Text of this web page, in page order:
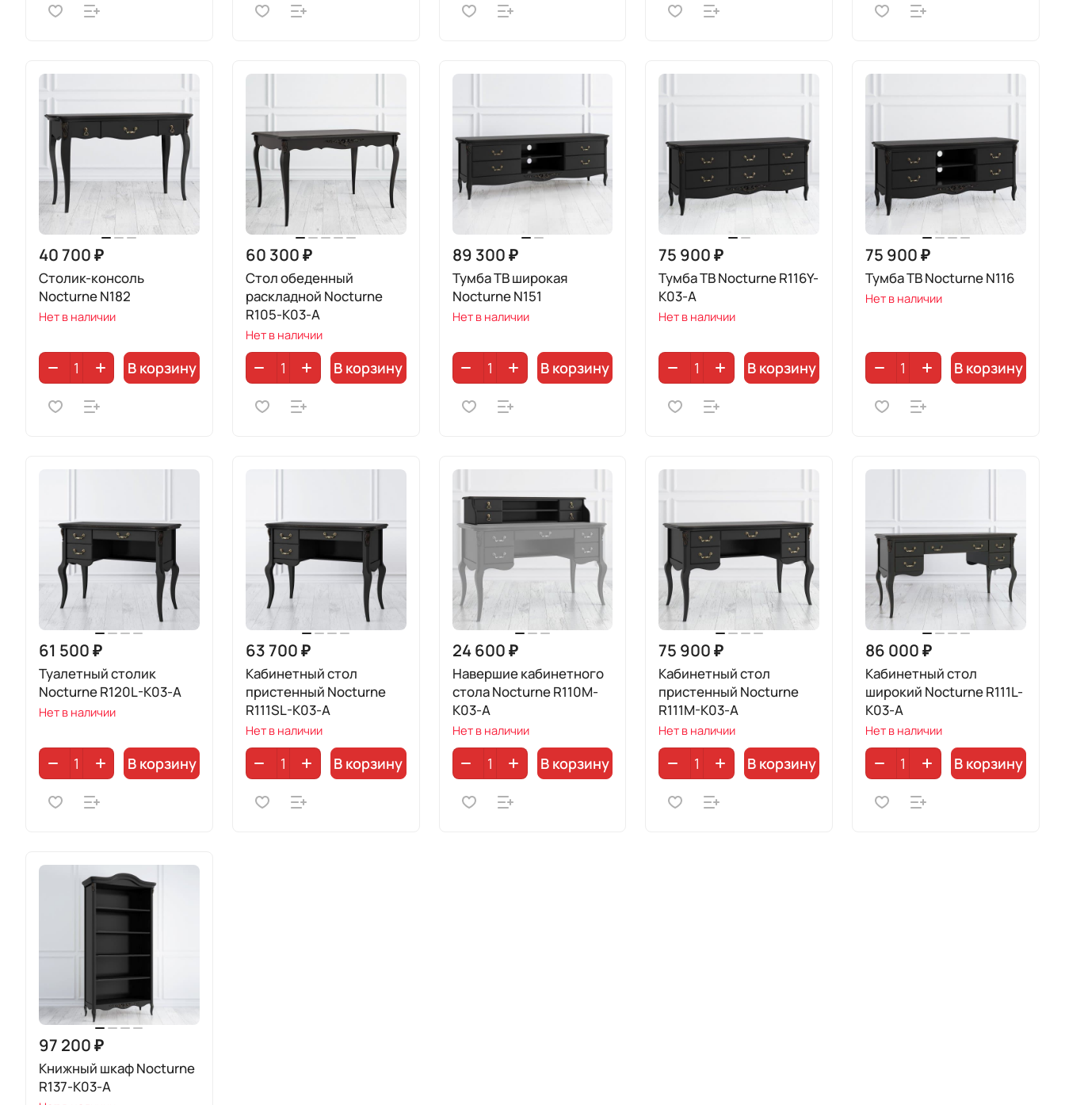
40 700 ₽
Столик-консоль
Nocturne N182
Нет в наличии
В корзину
60 300 ₽
Стол обеденный
раскладной Nocturne
R105-K03-A
Нет в наличии
В корзину
89 300 ₽
Тумба ТВ широкая
Nocturne N151
Нет в наличии
В корзину
75 900 ₽
Тумба ТВ Nocturne R116Y-
K03-A
Нет в наличии
В корзину
75 900 ₽
Тумба ТВ Nocturne N116
Нет в наличии
В корзину
61 500 ₽
Туалетный столик
Nocturne R120L-K03-A
Нет в наличии
В корзину
63 700 ₽
Кабинетный стол
пристенный Nocturne
R111SL-K03-A
Нет в наличии
В корзину
24 600 ₽
Навершие кабинетного
стола Nocturne R110M-
K03-A
Нет в наличии
В корзину
75 900 ₽
Кабинетный стол
пристенный Nocturne
R111M-K03-A
Нет в наличии
В корзину
86 000 ₽
Кабинетный стол
широкий Nocturne R111L-
K03-A
Нет в наличии
В корзину
97 200 ₽
Книжный шкаф Nocturne
R137-K03-A